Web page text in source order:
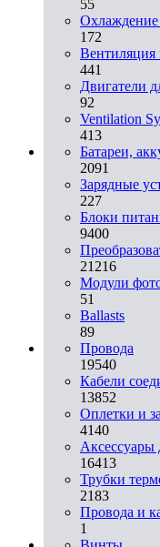
55
172
Вентиляция
441
Двигатели
92
Ventilation
413
Батареи,
2091
Зарядные
227
Блоки
9400
21216
Модули
51
Ballasts
89
Провода
19540
Кабели
13852
Оплетки и
4140
Аксессуары
16413
Трубки
2183
Провода и
1